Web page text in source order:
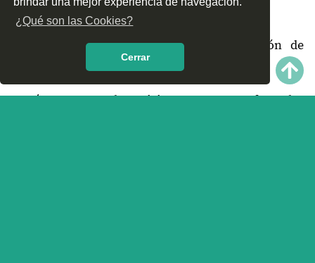
¿Qué son las Cookies?
Cerrar
encontrar en Acajete, Puebla?
¿Recomiendas las Clínicas de Rehabilitación de
¿Qué te parece el servicio y trato que ofrece las